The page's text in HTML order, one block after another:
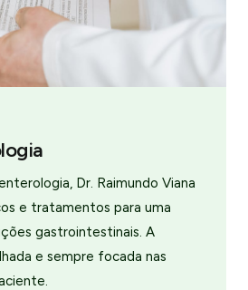
Dr. Raimundo Viana
e tratamentos para uma
gastrointestinais. A
e sempre focada nas